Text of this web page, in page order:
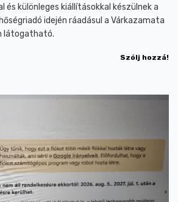
és különleges kiállításokkal készülnek a
idején ráadásul a Várkazamata
látogatható.
Szólj hozzá!